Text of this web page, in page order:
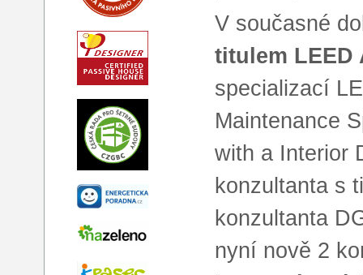
V současné
titulem LEED
specializací
Maintenance
with a Interior
konzultanta s
konzultanta
nyní nově 2